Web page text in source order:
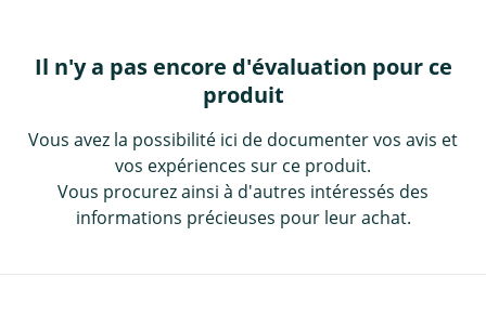
Il n'y a pas encore d'évaluation pour ce
produit
Vous avez la possibilité ici de documenter vos avis et
vos expériences sur ce produit.
Vous procurez ainsi à d'autres intéressés des
informations précieuses pour leur achat.